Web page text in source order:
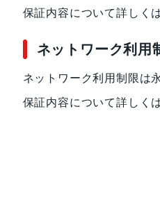
保証内容について詳しく
ネットワーク利用
ネットワーク利用制限は
保証内容について詳しく